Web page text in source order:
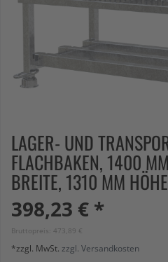
LAGER- UND
FLACHBAKEN, 1400
BREITE, 1310 MM HÖHE
398,23 € *
Bruttopreis: 473,89 €
*zzgl. MwSt. zzgl. Versandkosten